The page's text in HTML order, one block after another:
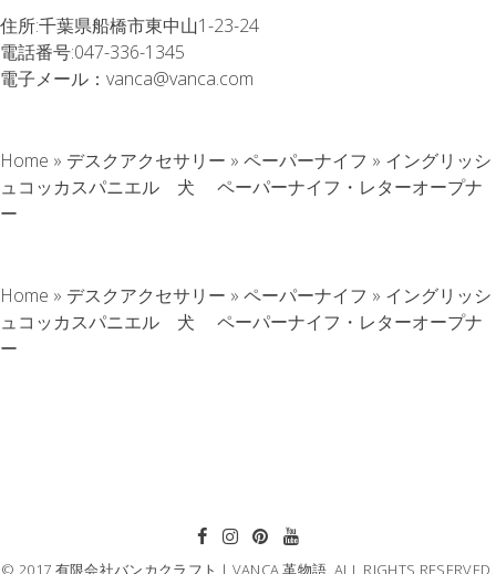
住所:千葉県船橋市東中山1-23-24
電話番号:047-336-1345
電子メール： vanca@vanca.com
Home » デスクアクセサリー » ペーパーナイフ » イングリッシ
ュコッカスパニエル 犬 ペーパーナイフ・レターオープナ
ー
Home » デスクアクセサリー » ペーパーナイフ » イングリッシ
ュコッカスパニエル 犬 ペーパーナイフ・レターオープナ
ー
© 2017 有限会社バンカクラフト｜VANCA 革物語. ALL RIGHTS RESERVED.